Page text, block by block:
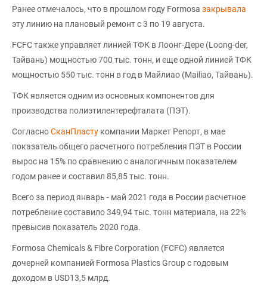
Ранее отмечалось, что в прошлом году Formosa закрывала
эту линию на плановый ремонт с 3 по 19 августа.
FCFC также управляет линией ТФК в Лоонг-Дере (Loong-der,
Тайвань) мощностью 700 тыс. тонн, и еще одной линией ТФК
мощностью 550 тыс. тонн в год в Майлиао (Mailiao, Тайвань).
ТФК является одним из основных компонентов для
производства полиэтилентерефталата (ПЭТ).
СогласноСканПласту компании Маркет Репорт, в мае
показатель общего расчетного потребления ПЭТ в России
вырос на 15% по сравнению с аналогичным показателем
годом ранее и составил 85,85 тыс. тонн.
Всего за период январь - май 2021 года в России расчетное
потребление составило 349,94 тыс. тонн материала, на 22%
превысив показатель 2020 года.
Formosa Chemicals & Fibre Corporation (FCFC) является
дочерней компанией Formosa Plastics Group с годовым
доходом в USD13,5 млрд.